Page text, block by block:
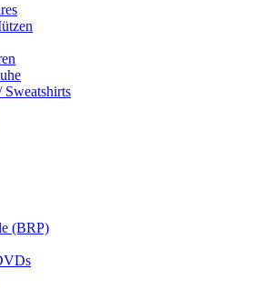
Sweatshirts
(BRP)